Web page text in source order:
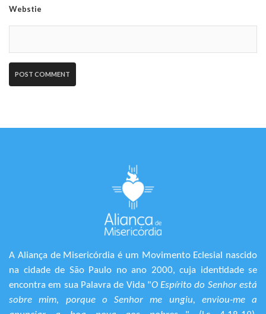
Webstie
A Aliança de Misericórdia é um Movimento Eclesial nascido
na cidade de São Paulo no ano 2000, cuja identidade se
encontra em sua Palavra de Vida "O Espírito do Senhor está
sobre mim, porque o Senhor me ungiu, enviou-me a